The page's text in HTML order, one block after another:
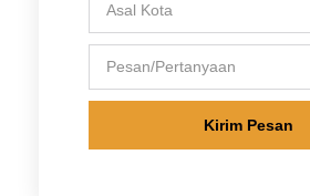
Kirim Pesan